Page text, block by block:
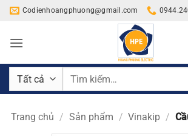
Bỏ
nội
Codienhoangphuong@gmail.com
Tìm
Trang chủ / Sản phẩm / Vinakip /